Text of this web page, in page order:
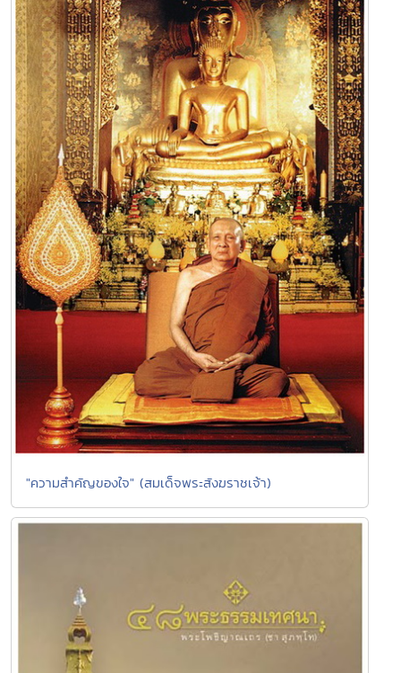
"ความสำคัญของใจ" (สมเด็จพระสังฆราชเจ้า)